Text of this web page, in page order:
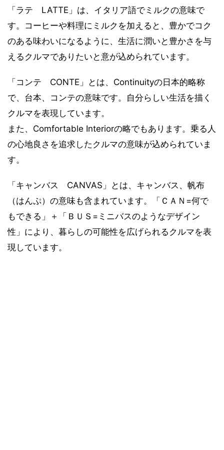
「ラテ LATTE」は、イタリア語でミルクの意味で
す。コーヒーや料理にミルクを加えると、豊かでコク
のある味わいになるように、生活に潤いと豊かさを与
えるクルマでありたいと意が込められています。
「コンテ CONTE」とは、Continuityの日本的略称
で、台本、コンテの意味です。自分らしい生活を描く
クルマを表現しています。
また、Comfortable Interiorの略でもあります。乗る人
の心地良さを追求したクルマの意味が込められていま
す。
「キャンバス CANVAS」とは、キャンバス、帆布
（はんぷ）の意味も含まれています。「ＣＡＮ=何で
もできる」＋「ＢＵＳ=ミニバスのようなデザイン
性」により、暮らしの可能性を広げられるクルマを表
現しています。